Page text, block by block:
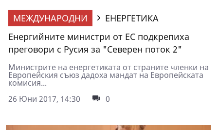
МЕЖДУНАРОДНИ
ЕНЕРГЕТИКА
Енергийните министри от ЕС подкрепиха
преговори с Русия за "Северен поток 2"
Министрите на енергетиката от страните членки на
Европейския съюз дадоха мандат на Европейската
комисия...
26 Юни 2017, 14:30
0